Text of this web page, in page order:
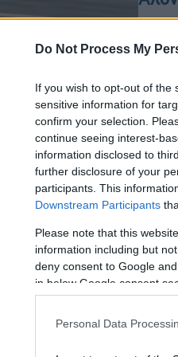
Do Not Process My
If you wish to opt-out of the
sensitive information for
confirm your selection.
continue seeing interest-
information disclosed to
further disclosure of your
participants. This
Downstream Participants
Please note that this
information including but
deny consent to Google
in below Google consent
Personal Data
Ο
για
Auto|
Ο
ο
την
Auto|